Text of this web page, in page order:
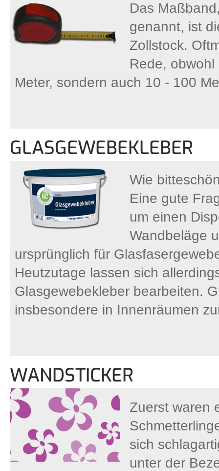
Das
genannt, ist
Zollstock.
Rede,
Meter, sondern auch 10 - 100
GLASGEWEBEKLEBER
Wie
Eine gute
um einen
Wandbeläge
ursprünglich für
Heutzutage lassen sich
Glasgewebekleber bearbeiten.
insbesondere in Innenräumen
WANDSTICKER
Zuerst waren
sich
unter der